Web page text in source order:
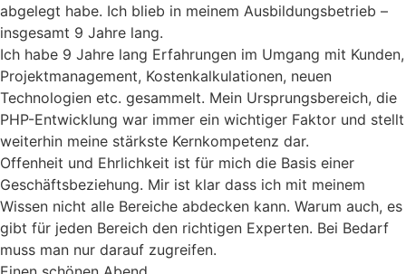
abgelegt habe. Ich blieb in meinem Ausbildungsbetrieb –
insgesamt 9 Jahre lang.
Ich habe 9 Jahre lang Erfahrungen im Umgang mit Kunden,
Projektmanagement, Kostenkalkulationen, neuen
Technologien etc. gesammelt. Mein Ursprungsbereich, die
PHP-Entwicklung war immer ein wichtiger Faktor und stellt
weiterhin meine stärkste Kernkompetenz dar.
Offenheit und Ehrlichkeit ist für mich die Basis einer
Geschäftsbeziehung. Mir ist klar dass ich mit meinem
Wissen nicht alle Bereiche abdecken kann. Warum auch, es
gibt für jeden Bereich den richtigen Experten. Bei Bedarf
muss man nur darauf zugreifen.